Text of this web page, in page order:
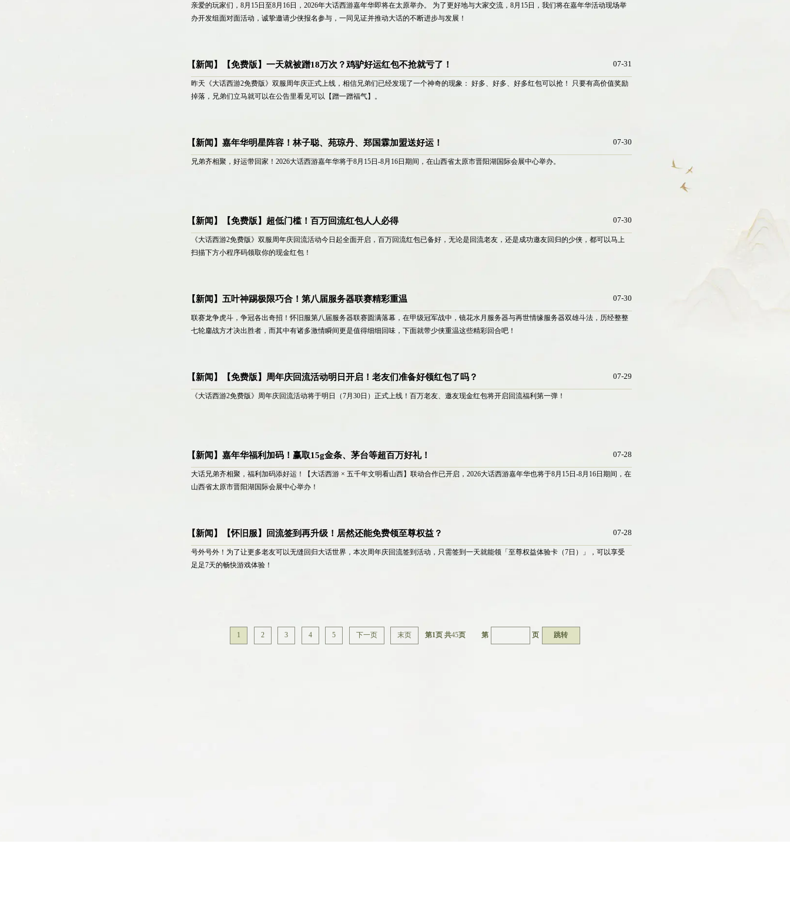
亲爱的玩家们，8月15日至8月16日，2026年大话西游嘉年华即将在太原举办。 为了更好地与大家交流，8月15日，我们将在嘉年华活动现场举
办开发组面对面活动，诚挚邀请少侠报名参与，一同见证并推动大话的不断进步与发展！
【新闻】【免费版】一天就被蹭18万次？鸡驴好运红包不抢就亏了！ 07-31
昨天《大话西游2免费版》双服周年庆正式上线，相信兄弟们已经发现了一个神奇的现象： 好多、好多、好多红包可以抢！ 只要有高价值奖励
掉落，兄弟们立马就可以在公告里看见可以【蹭一蹭福气】。
【新闻】嘉年华明星阵容！林子聪、苑琼丹、郑国霖加盟送好运！ 07-30
兄弟齐相聚，好运带回家！2026大话西游嘉年华将于8月15日-8月16日期间，在山西省太原市晋阳湖国际会展中心举办。
【新闻】【免费版】超低门槛！百万回流红包人人必得 07-30
《大话西游2免费版》双服周年庆回流活动今日起全面开启，百万回流红包已备好，无论是回流老友，还是成功邀友回归的少侠，都可以马上
扫描下方小程序码领取你的现金红包！
【新闻】五叶神踢极限巧合！第八届服务器联赛精彩重温 07-30
联赛龙争虎斗，争冠各出奇招！怀旧服第八届服务器联赛圆满落幕，在甲级冠军战中，镜花水月服务器与再世情缘服务器双雄斗法，历经整整
七轮鏖战方才决出胜者，而其中有诸多激情瞬间更是值得细细回味，下面就带少侠重温这些精彩回合吧！
【新闻】【免费版】周年庆回流活动明日开启！老友们准备好领红包了吗？ 07-29
《大话西游2免费版》周年庆回流活动将于明日（7月30日）正式上线！百万老友、邀友现金红包将开启回流福利第一弹！
【新闻】嘉年华福利加码！赢取15g金条、茅台等超百万好礼！ 07-28
大话兄弟齐相聚，福利加码添好运！【大话西游 × 五千年文明看山西】联动合作已开启，2026大话西游嘉年华也将于8月15日-8月16日期间，在
山西省太原市晋阳湖国际会展中心举办！
【新闻】【怀旧服】回流签到再升级！居然还能免费领至尊权益？ 07-28
号外号外！为了让更多老友可以无缝回归大话世界，本次周年庆回流签到活动，只需签到一天就能领「至尊权益体验卡（7日）」，可以享受
足足7天的畅快游戏体验！
1 2 3 4 5 下一页 末页 第1页 共45页 第 页 跳转